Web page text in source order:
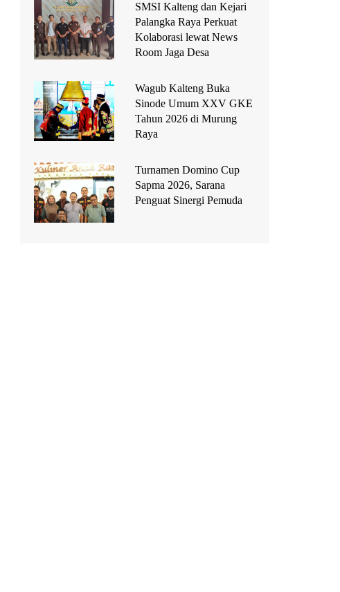
SMSI Kalteng dan Kejari
Palangka Raya Perkuat
Kolaborasi lewat News
Room Jaga Desa
Wagub Kalteng Buka
Sinode Umum XXV GKE
Tahun 2026 di Murung
Raya
Turnamen Domino Cup
Sapma 2026, Sarana
Penguat Sinergi Pemuda